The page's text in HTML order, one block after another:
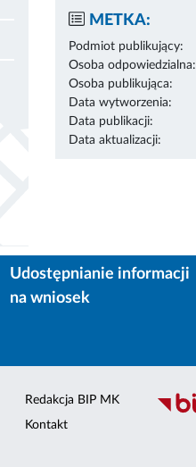
METKA:
Podmiot publikujący:
Osoba odpowiedzialna:
Osoba publikująca:
Data wytworzenia:
Data publikacji:
Data aktualizacji:
Udostępnianie informacji
na wniosek
Redakcja BIP MK
Kontakt